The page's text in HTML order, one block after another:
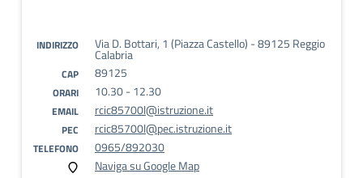
INDIRIZZO Via D. Bottari, 1 (Piazza Castello) - 89125 Reggio
Calabria
CAP 89125
ORARI 10.30 - 12.30
EMAIL rcic85700l@istruzione.it
PEC rcic85700l@pec.istruzione.it
TELEFONO
0965/892030
Naviga su Google Map